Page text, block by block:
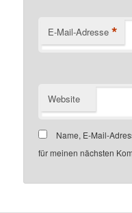
E-Mail-Adresse *
Website
Name, E-Mail-
für meinen nächsten